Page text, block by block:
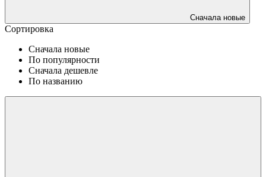
Сначала новые
Сортировка
Сначала новые
По популярности
Сначала дешевле
По названию